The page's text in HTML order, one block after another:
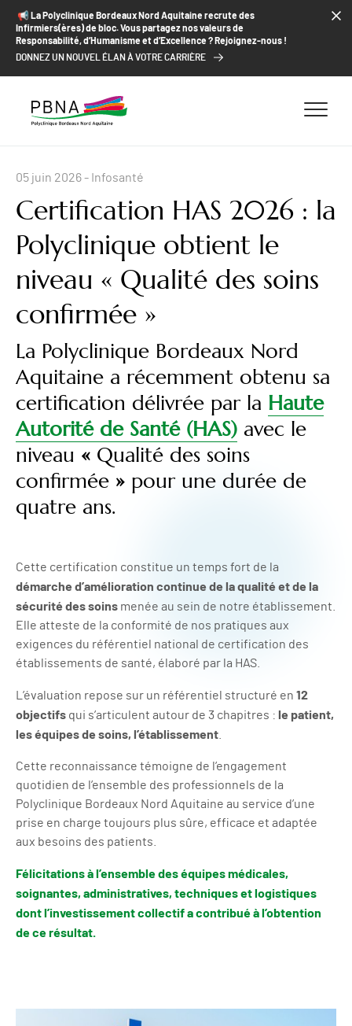
ALLER AU CONTENU
ALLER AU MENU
ALLER À LA RECHERCHE
📢​ La Polyclinique Bordeaux Nord Aquitaine recrute des
Infirmiers(ères) de bloc. Vous partagez nos valeurs de
Responsabilité, d’Humanisme et d’Excellence ? Rejoignez-nous !
DONNEZ UN NOUVEL ÉLAN À VOTRE CARRIÈRE
05 juin 2026- Infosanté
Certification HAS 2026 : la
Polyclinique obtient le
niveau « Qualité des soins
confirmée »
La Polyclinique Bordeaux Nord
Aquitaine a récemment obtenu sa
certification délivrée par la Haute
Autorité de Santé (HAS) avec le
niveau « Qualité des soins
confirmée » pour une durée de
quatre ans.
Cette certification constitue un temps fort de la
démarche d’amélioration continue de la qualité et de la
sécurité des soins menée au sein de notre établissement.
Elle atteste de la conformité de nos pratiques aux
exigences du référentiel national de certification des
établissements de santé, élaboré par la HAS.
L’évaluation repose sur un référentiel structuré en 12
objectifs qui s’articulent autour de 3 chapitres : le patient,
les équipes de soins, l’établissement
Cette reconnaissance témoigne de l’engagement
quotidien de l’ensemble des professionnels de la
Polyclinique Bordeaux Nord Aquitaine au service d’une
prise en charge toujours plus sûre, efficace et adaptée
aux besoins des patients.
Félicitations à l’ensemble des équipes médicales,
soignantes, administratives, techniques et logistiques
dont l’investissement collectif a contribué à l’obtention
de ce résultat.